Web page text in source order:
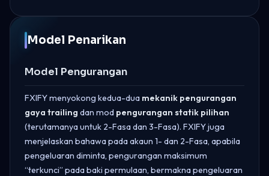
Model Penarikan
Model Pengurangan
FXIFY menyokong kedua-dua mekanik pengurangan
gaya trailing dan mod pengurangan statik pilihan
(terutamanya untuk 2-Fasa dan 3-Fasa). FXIFY juga
menjelaskan bahawa pada akaun 1- dan 2-Fasa, apabila
pengeluaran diminta, pengurangan maksimum
“terkunci” pada baki permulaan, bermakna pengeluaran